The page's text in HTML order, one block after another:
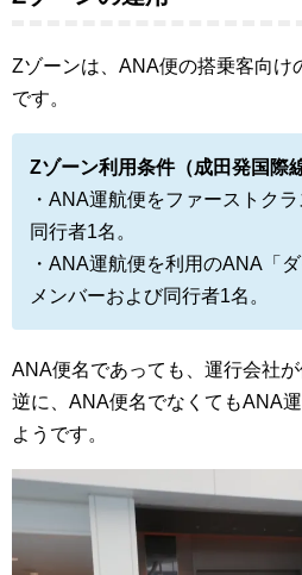
Zゾーンは、ANA便の搭乗客向け
です。
Zゾーン利用条件（成田発国際
・ANA運航便をファーストク
同行者1名。
・ANA運航便を利用のANA「
メンバーおよび同行者1名。
ANA便名であっても、運行会社が
逆に、ANA便名でなくてもANA
ようです。